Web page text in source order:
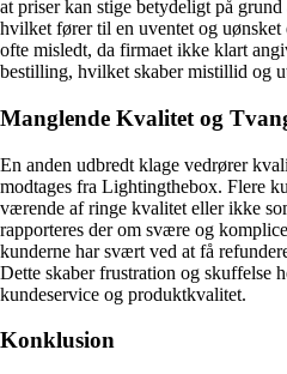
at priser kan stige betydeligt på
hvilket fører til en uventet og
ofte misledt, da firmaet ikke klart
bestilling, hvilket skaber mistillid og
Manglende Kvalitet og
En anden udbredt klage vedrører
modtages fra Lightingthebox. Flere
værende af ringe kvalitet eller ikke
rapporteres der om svære og
kunderne har svært ved at få
Dette skaber frustration og skuffelse
kundeservice og produktkvalitet.
Konklusion